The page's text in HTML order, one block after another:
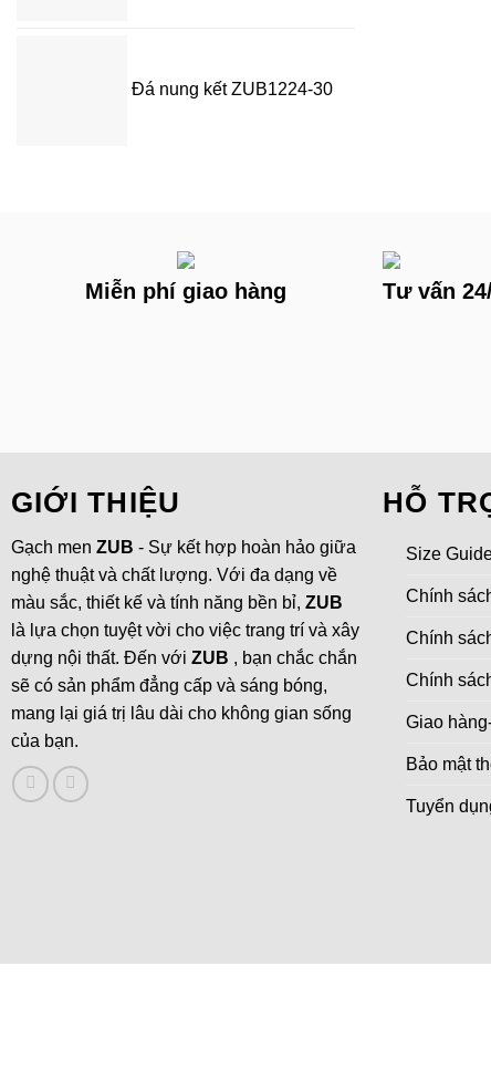
Đá nung kết ZUB1224-30
Miễn phí giao hàng Tư vấn
GIỚI THIỆU
Gạch men ZUB - Sự kết hợp hoàn hảo giữa
nghệ thuật và chất lượng. Với đa dạng về
màu sắc, thiết kế và tính năng bền bỉ, ZUB
là lựa chọn tuyệt vời cho việc trang trí và xây
dựng nội thất. Đến với ZUB , bạn chắc chắn
sẽ có sản phẩm đẳng cấp và sáng bóng,
mang lại giá trị lâu dài cho không gian sống
của bạn.
HỖ
Size
Chính
Chính
Chính
Giao
Bảo mật
Tuyển